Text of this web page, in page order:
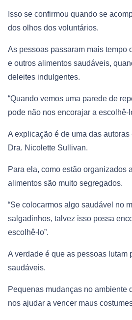
Isso se confirmou quando se
dos olhos dos voluntários.
As pessoas passaram mais tempo
e outros alimentos saudáveis,
deleites indulgentes.
“Quando vemos uma parede de
pode não nos encorajar a escolhê-
A explicação é de uma das autoras
Dra. Nicolette Sullivan.
Para ela, como estão organizados
alimentos são muito segregados.
“Se colocarmos algo saudável no
salgadinhos, talvez isso possa
escolhê-lo”.
A verdade é que as pessoas lutam
saudáveis.
Pequenas mudanças no ambiente
nos ajudar a vencer maus